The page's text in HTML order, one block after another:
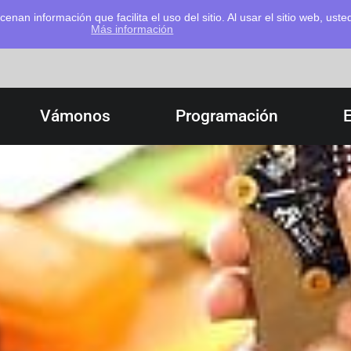
información que facilita el uso del sitio. Al usar el sitio web,
Más información
Vámonos Programación